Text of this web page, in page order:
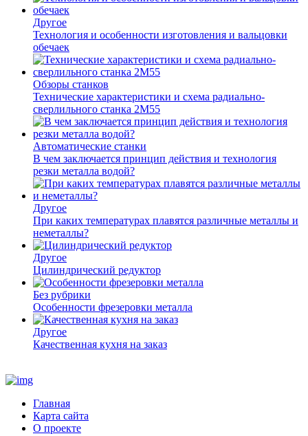
Другое
Технология и особенности изготовления и вальцовки
обечаек
Обзоры станков
Технические характеристики и схема радиально-
сверлильного станка 2М55
Автоматические станки
В чем заключается принцип действия и технология
резки металла водой?
Другое
При каких температурах плавятся различные металлы и
неметаллы?
Другое
Цилиндрический редуктор
Без рубрики
Особенности фрезеровки металла
Другое
Качественная кухня на заказ
Главная
Карта сайта
О проекте